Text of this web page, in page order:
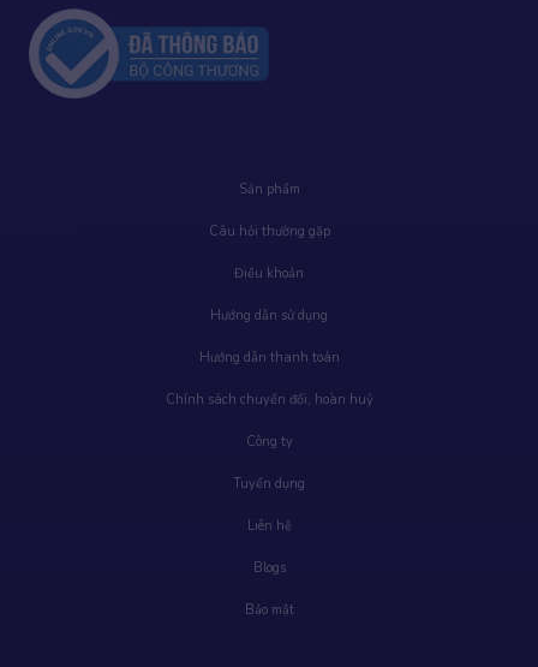
Sản phẩm
Câu hỏi thường gặp
Điều khoản
Hướng dẫn sử dụng
Hướng dẫn thanh toán
Chính sách chuyển đổi, hoàn huỷ
Công ty
Tuyển dụng
Liên hệ
Blogs
Bảo mật